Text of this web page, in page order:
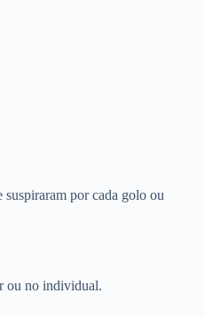
por cada golo ou
ou no individual.